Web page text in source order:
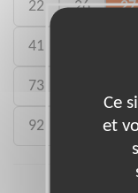
22 26 27
41
73
92
Ce
et